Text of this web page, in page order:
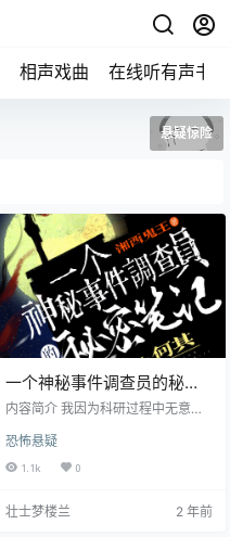
相声戏曲 在线听有声书
悬疑惊险
一个神秘事件调查员的秘密
笔记&何其演播
内容简介 我因为科研过程中无意遇
收罗门下，开始了惊险、绝地逢生
的人生旅程。 在这个过程当中我不
力量的非人类； 不但看到了为了贪
恐怖悬疑
1.1k 0
壮士梦楼兰 2 年前